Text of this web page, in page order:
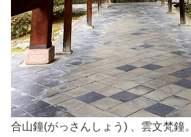
合山鐘(がっさんしょう) 、雲文梵鐘。